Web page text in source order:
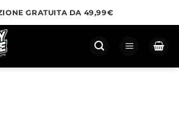
GRATUITA DA 49,99€